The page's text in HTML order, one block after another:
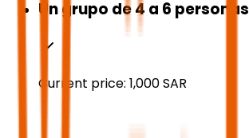
Un grupo de 4 a 6 personas
Current price: 1,000SAR